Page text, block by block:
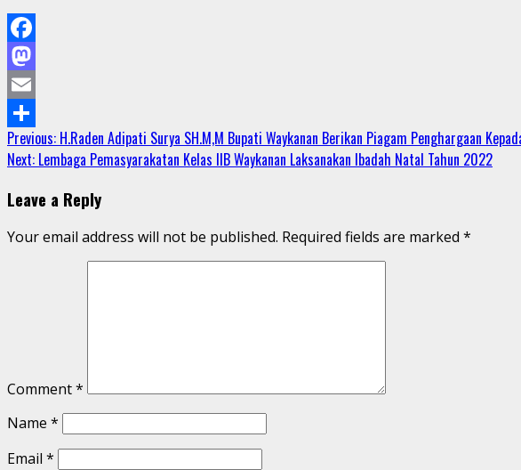
Facebook
Mastodon
Email
Share
Continue
Reading
Previous: H.Raden Adipati Surya SH.M,M Bupati Waykanan Berikan Piagam Penghargaan
Next: Lembaga Pemasyarakatan Kelas IIB Waykanan Laksanakan Ibadah Natal Tahun 2022
Leave a Reply
Your email address will not be published. Required fields are marked *
Comment*
Name *
Email *